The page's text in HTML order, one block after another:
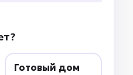
Готовый дом